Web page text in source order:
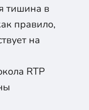
тишина в
правило,
на
RTP